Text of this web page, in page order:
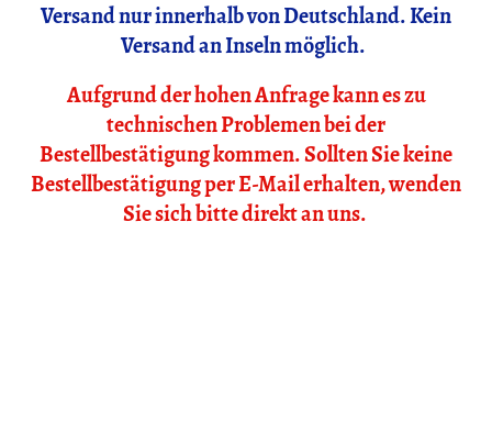
Versand nur innerhalb von Deutschland. Kein
Versand an Inseln möglich.
Aufgrund der hohen Anfrage kann es zu
technischen Problemen bei der
Bestellbestätigung kommen. Sollten Sie keine
Bestellbestätigung per E-Mail erhalten, wenden
Sie sich bitte direkt an uns.